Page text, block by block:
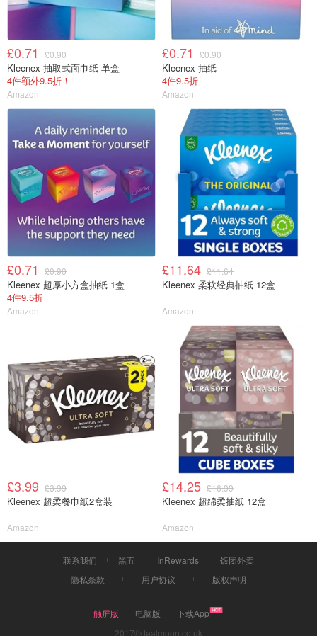
£0.71 £0.90
Kleenex 抽取式面巾纸 单盒
4件额外9.5折！
Amazon
£0.71 £0.90
Kleenex 抽纸
4件9.5折
Amazon
£0.71 £0.90
Kleenex 超厚小方盒抽纸 1盒
4件9.5折
Amazon
£11.64 £11.64
Kleenex 柔软经典抽纸 12盒
Amazon
£3.99 £3.99
Kleenex 超柔餐巾纸2盒装
Amazon
£14.25 £16.99
Kleenex 超绵柔抽纸 12盒
Amazon
联系我们 黑五 InRewards
饭团外卖
隐私条款
用户协议 版权声明
触屏版 电脑版
下载App
2017©dealmoon.co.uk